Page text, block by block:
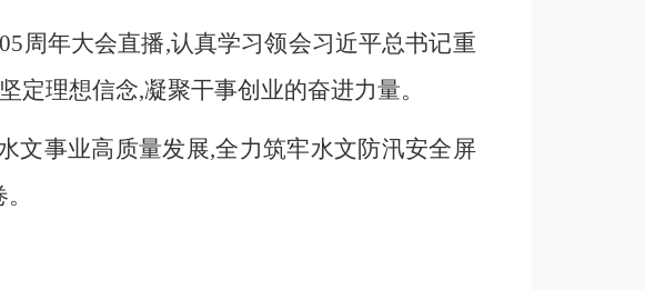
周年大会直播,认真学习领会习近平总书记重
定理想信念,凝聚干事创业的奋进力量。
文事业高质量发展,全力筑牢水文防汛安全屏